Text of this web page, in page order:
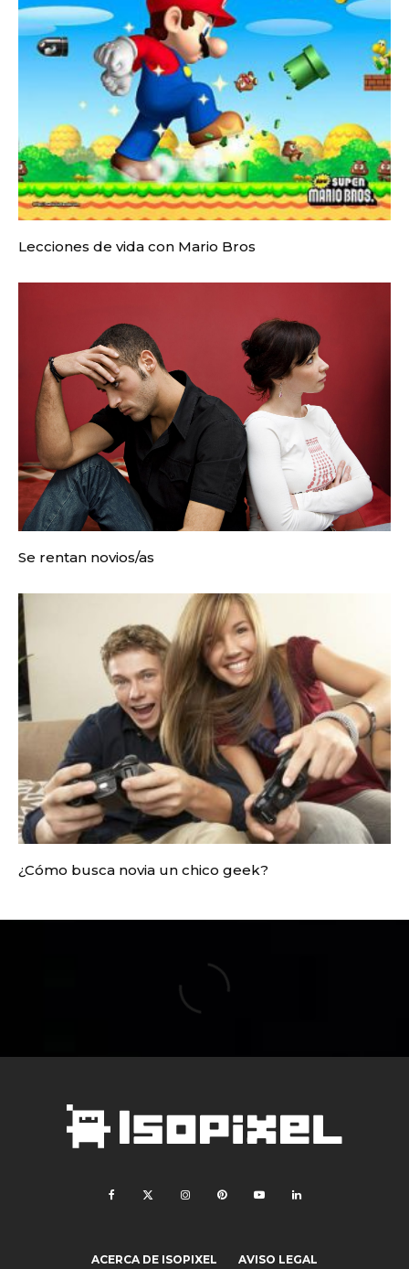
Lecciones de vida con Mario Bros
Se rentan novios/as
¿Cómo busca novia un chico geek?
ACERCA DE ISOPIXEL AVISO LEGAL